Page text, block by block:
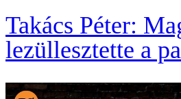
Takács Péter:
lezüllesztette a